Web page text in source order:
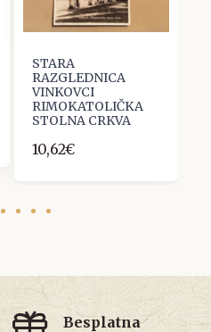
STARA
RAZGLEDNICA
VINKOVCI
RIMOKATOLIČKA
STOLNA CRKVA
10,62€
Besplatna